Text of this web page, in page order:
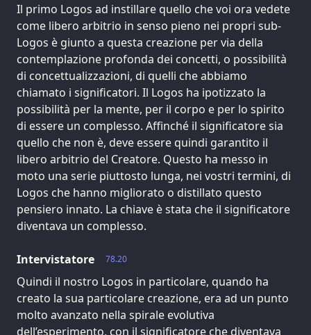
Il primo Logos ad instillare quello che voi ora vedete
come libero arbitrio in senso pieno nei propri sub-
Logos è giunto a questa creazione per via della
contemplazione profonda dei concetti, o possibilità
di concettualizzazioni, di quelli che abbiamo
chiamato i significatori. Il Logos ha ipotizzato la
possibilità per la mente, per il corpo e per lo spirito
di essere un complesso. Affinché il significatore sia
quello che non è, deve essere quindi garantito il
libero arbitrio del Creatore. Questo ha messo in
moto una serie piuttosto lunga, nei vostri termini, di
Logos che hanno migliorato o distillato questo
pensiero innato. La chiave è stata che il significatore
diventava un complesso.
78.20
Intervistatore
Quindi il nostro Logos in particolare, quando ha
creato la sua particolare creazione, era ad un punto
molto avanzato nella spirale evolutiva
dell’esperimento, con il significatore che diventava